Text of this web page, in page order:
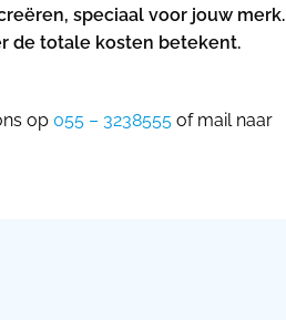
speciaal voor jouw merk.
de totale kosten betekent.
op 055 – 3238555 of mail naar